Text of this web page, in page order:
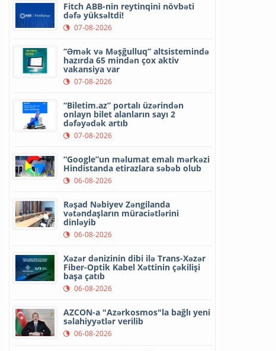
Fitch ABB-nin reytinqini növbəti
dəfə yüksəltdi!
07-08-2026
“Əmək və Məşğulluq” altsistemində
hazırda 65 mindən çox aktiv
vakansiya var
07-08-2026
“Biletim.az” portalı üzərindən
onlayn bilet alanların sayı 2
dəfəyədək artıb
07-08-2026
“Google”un məlumat emalı mərkəzi
Hindistanda etirazlara səbəb olub
06-08-2026
Rəşad Nəbiyev Zəngilanda
vətəndaşların müraciətlərini
dinləyib
06-08-2026
Xəzər dənizinin dibi ilə Trans-Xəzər
Fiber-Optik Kabel Xəttinin çəkilişi
başa çatıb
06-08-2026
AZCON-a "Azərkosmos"la bağlı yeni
səlahiyyətlər verilib
06-08-2026